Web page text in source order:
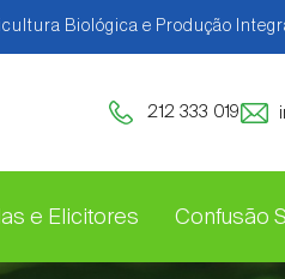
Biológica e Produção
212 333 019
e Elicitores Confusão